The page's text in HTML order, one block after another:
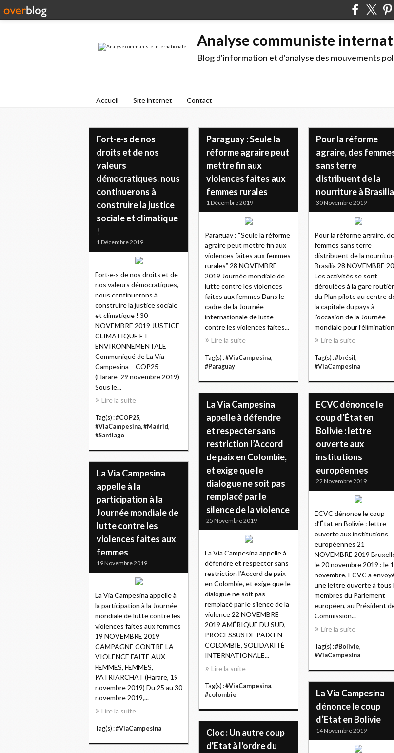
Analyse communiste
Blog d'information et d'analyse des mouvements
Accueil Site internet Contact
Fort·e·s de nos
droits et de nos
valeurs
démocratiques, nous
continuerons à
construire la justice
sociale et climatique
!
1 Décembre 2019
Fort·e·s de nos droits et de
nos valeurs démocratiques,
nous continuerons à
construire la justice sociale
et climatique ! 30
NOVEMBRE 2019 JUSTICE
CLIMATIQUE ET
ENVIRONNEMENTALE
Communiqué de La Via
Campesina – COP25
(Harare, 29 novembre 2019)
Sous le...
Lire la suite
Tag(s) :#COP25,
#ViaCampesina, #Madrid,
#Santiago
Paraguay : Seule la
réforme agraire peut
mettre fin aux
violences faites aux
femmes rurales
1 Décembre 2019
Paraguay : “Seule la réforme
agraire peut mettre fin aux
violences faites aux femmes
rurales” 28 NOVEMBRE
2019 Journée mondiale de
lutte contre les violences
faites aux femmes Dans le
cadre de la Journée
internationale de lutte
contre les violences faites...
Lire la suite
Tag(s) :#ViaCampesina,
#Paraguay
Pour la réforme
agraire, des
sans terre
distribuent de la
nourriture à Brasilia
30 Novembre 2019
Pour la réforme agraire,
femmes sans terre
distribuent de la
Brasilia 28 NOVEMBRE
Les activités se sont
déroulées à la gare
du Plan pilote au centre
la capitale du pays à
l’occasion de la Journée
mondiale pour
Lire la suite
Tag(s) :#brésil ,
#ViaCampesina
La Via Campesina
appelle à défendre
et respecter sans
restriction l’Accord
de paix en Colombie,
et exige que le
dialogue ne soit pas
remplacé par le
silence de la violence
25 Novembre 2019
La Via Campesina appelle à
défendre et respecter sans
restriction l’Accord de paix
en Colombie, et exige que le
dialogue ne soit pas
remplacé par le silence de la
violence 22 NOVEMBRE
2019 AMÉRIQUE DU SUD,
PROCESSUS DE PAIX EN
COLOMBIE, SOLIDARITÉ
INTERNATIONALE...
Lire la suite
Tag(s) :#ViaCampesina,
#colombie
ECVC dénonce le
coup d’État en
Bolivie : lettre
ouverte aux
institutions
européennes
22 Novembre 2019
ECVC dénonce le coup
d’État en Bolivie : lettre
ouverte aux institutions
européennes 21
NOVEMBRE 2019
le 20 novembre 2019 : le
novembre, ECVC a
une lettre ouverte à tous
membres du Parlement
européen, au Président
Commission...
Lire la suite
Tag(s) :#Bolivie,
#ViaCampesina
La Via Campesina
appelle à la
participation à la
Journée mondiale de
lutte contre les
violences faites aux
femmes
19 Novembre 2019
La Via Campesina appelle à
la participation à la Journée
mondiale de lutte contre les
violences faites aux femmes
19 NOVEMBRE 2019
CAMPAGNE CONTRE LA
VIOLENCE FAITE AUX
FEMMES, FEMMES,
PATRIARCHAT (Harare, 19
novembre 2019) Du 25 au 30
novembre 2019,...
Lire la suite
Tag(s) :#ViaCampesina
La Via Campesina
dénonce le coup
d’Etat en Bolivie
14 Novembre 2019
Cloc : Un autre coup
d'Etat à l'ordre du